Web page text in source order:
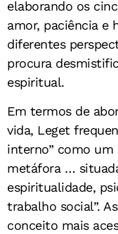
elaborando os
amor, paciência e
diferentes
procura
espiritual.
Em termos de
vida, Leget
interno” como
metáfora …
espiritualidade,
trabalho social”.
conceito mais